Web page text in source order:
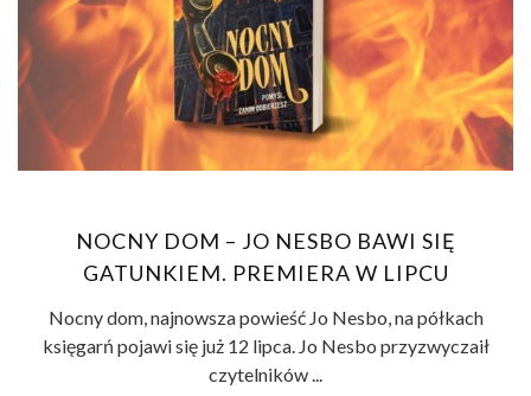
NOCNY DOM – JO NESBO BAWI SIĘ
GATUNKIEM. PREMIERA W LIPCU
Nocny dom, najnowsza powieść Jo Nesbo, na półkach
księgarń pojawi się już 12 lipca. Jo Nesbo przyzwyczaił
czytelników ...